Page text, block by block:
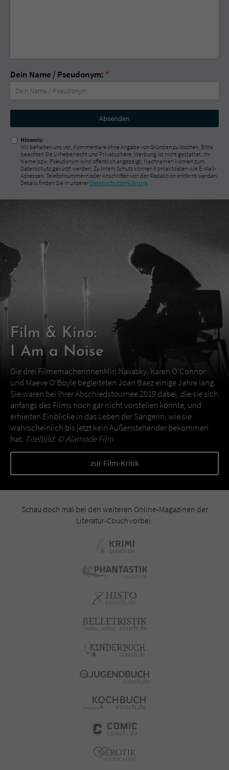
Dein Name / Pseudonym: *
Nicht
ausfüllen!
Hinweis:
Wir behalten uns vor, Kommentare ohne Angabe von Gründen zu löschen. Bitte
beachten Sie Urheberrecht und Privatsphäre; Werbung ist nicht gestattet. Ihr
Name bzw. Pseudonym wird öffentlich angezeigt; Nachnamen können zum
Datenschutz gekürzt werden. Zu Ihrem Schutz können Kontaktdaten wie E-Mail-
Adressen, Telefonnummern oder Anschriften von der Redaktion entfernt werden.
Details finden Sie in unserer Datenschutzerklärung
Film & Kino:
I Am a Noise
Die drei FilmemacherinnenMiri Navasky, Karen O‘Connor
und Maeve O‘Boyle begleiteten Joan Baez einige Jahre lang.
Sie waren bei ihrer Abschiedstournee 2019 dabei, die sie sich
anfangs des Films noch gar nicht vorstellen konnte, und
erhielten Einblicke in das Leben der Sängerin, wie sie
wahrscheinlich bis jetzt kein Außenstehender bekommen
hat. Titelbild: ©Alamode Film
zur Film-Kritik
Schau doch mal bei den weiteren Online-Magazinen der
Literatur-Couch vorbei: